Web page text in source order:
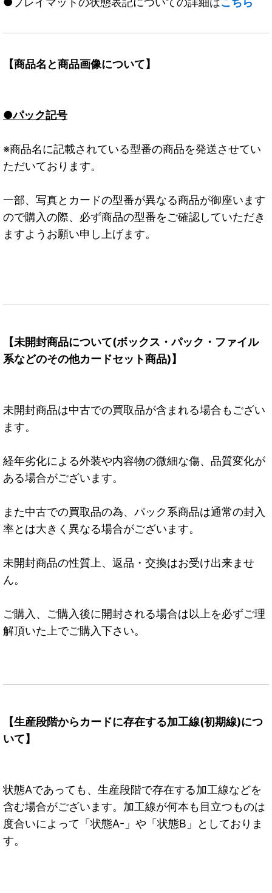
【商品名と商品画像について】
●パック記号
※商品名に記載されている型番の商品を発送させてい
ただいております。
一部、写真とカードの型番が異なる商品が御座います
ので購入の際、必ず商品の型番をご確認していただき
ますようお願い申し上げます。
【未開封商品について(ボックス・パック・ファイル
系などのその他カードセット商品)】
未開封商品は中古での買取品が含まれる場合もござい
ます。
経年劣化による外装や内容物の微細な傷、品質変化が
ある場合がございます。
また中古での買取品の為、パック系商品は通常の封入
率とは大きく異なる場合がございます。
未開封商品の性質上、返品・交換はお受け出来ませ
ん。
ご購入、ご購入後に開封される場合は以上を必ずご理
解頂いた上でご購入下さい。
【生産段階からカードに存在する加工線(初期線)につ
いて】
状態Aであっても、生産段階で存在する加工線などを
含む場合がございます。加工線が何本も目立つものは
度合いによって「状態A-」や「状態B」としておりま
す。